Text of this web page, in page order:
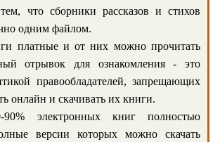
что сборники рассказов и стихов
одним файлом.
платные и от них можно прочитать
отрывок для ознакомления - это
правообладателей, запрещающих
онлайн и скачивать их книги.
90% электронных книг полностью
версии которых можно скачать